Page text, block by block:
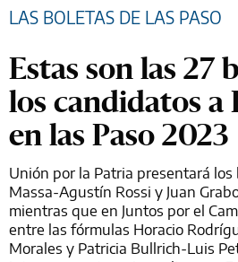
LAS BOLETAS DE LAS PASO
Estas son las 27
los candidatos a
en las Paso 2023
Unión por la Patria presentará los
Massa-Agustín Rossi y Juan
mientras que en Juntos por el
entre las fórmulas Horacio
Morales y Patricia Bullrich-Luis